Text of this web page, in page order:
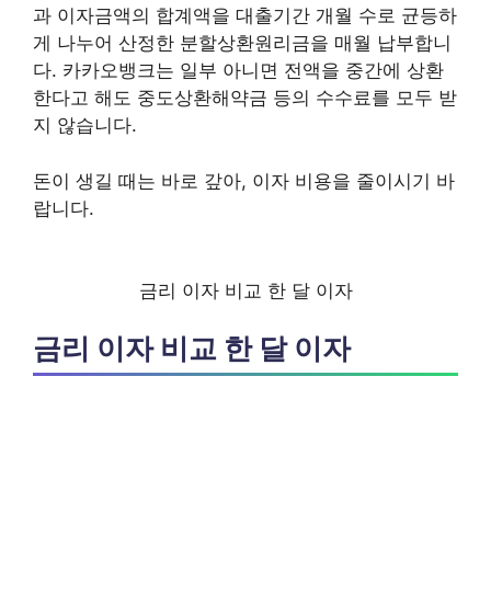
과 이자금액의 합계액을 대출기간 개월 수로 균등하
게 나누어 산정한 분할상환원리금을 매월 납부합니
다. 카카오뱅크는 일부 아니면 전액을 중간에 상환
한다고 해도 중도상환해약금 등의 수수료를 모두 받
지 않습니다.
돈이 생길 때는 바로 갚아, 이자 비용을 줄이시기 바
랍니다.
금리 이자 비교 한 달 이자
금리 이자 비교 한 달 이자